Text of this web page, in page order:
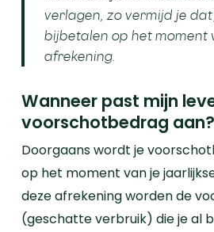
verlagen, ​zo vermijd je
bijbetalen op het moment
afrekening.
Wanneer past mijn
voorschotbedrag aan?
Doorgaans wordt je
op het moment van je
deze afrekening worden de
(geschatte verbruik) die je al